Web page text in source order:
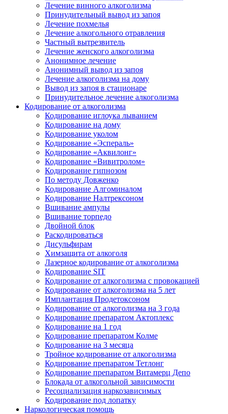
Лечение винного алкоголизма
Принудительный вывод из запоя
Лечение похмелья
Лечение алкогольного отравления
Частный вытрезвитель
Лечение женского алкоголизма
Анонимное лечение
Анонимный вывод из запоя
Лечение алкоголизма на дому
Вывод из запоя в стационаре
Принудительное лечение алкоголизма
Кодирование от алкоголизма
Кодирование иглоука лыванием
Кодирование на дому
Кодирование уколом
Кодирование «Эспераль»
Кодирование «Аквилонг»
Кодирование «Вивитролом»
Кодирование гипнозом
По методу Довженко
Кодирование Алгоминалом
Кодирование Налтрексоном
Вшивание ампулы
Вшивание торпедо
Двойной блок
Раскодироваться
Дисульфирам
Химзащита от алкоголя
Лазерное кодирование от алкоголизма
Кодирование SIT
Кодирование от алкоголизма с провокацией
Кодирование от алкоголизма на 5 лет
Имплантация Продетоксоном
Кодирование от алкоголизма на 3 года
Кодирование препаратом Актоплекс
Кодирование на 1 год
Кодирование препаратом Колме
Кодирование на 3 месяца
Тройное кодирование от алкоголизма
Кодирование препаратом Тетлонг
Кодирование препаратом Витамерц Депо
Блокада от алкогольной зависимости
Ресоциализация наркозависимых
Кодирование под лопатку
Наркологическая помощь